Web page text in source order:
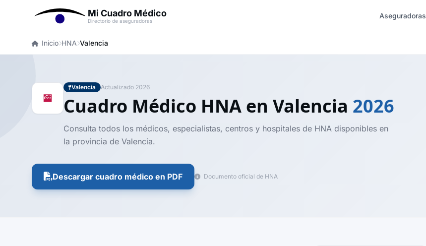
Mi Cuadro Médico
Directorio de aseguradoras
Aseguradoras
Inicio HNA Valencia
Valencia Actualizado 2026
Cuadro Médico HNA en Valencia 2026
Consulta todos los médicos, especialistas, centros y hospitales de HNA disponibles en
la provincia de Valencia.
Descargar cuadro médico en PDF Documento oficial de HNA